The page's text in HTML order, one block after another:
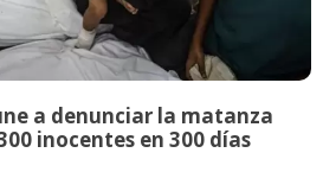
a denunciar la matanza
inocentes en 300 días